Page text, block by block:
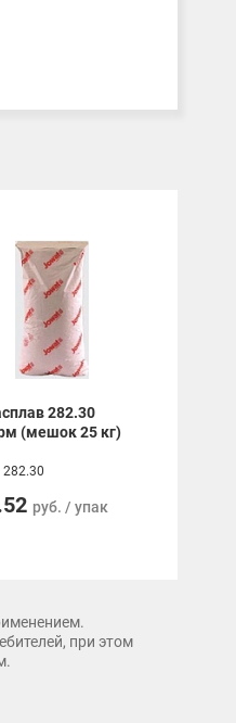
282.30
(мешок 25 кг)
282.30
руб. / упак
при этом